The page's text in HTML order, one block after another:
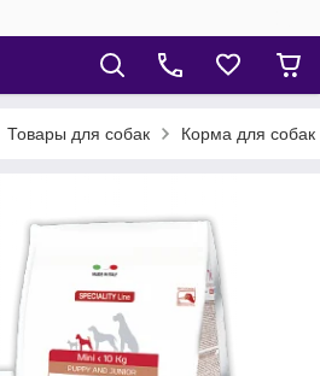
Товары для собак Корма для собак